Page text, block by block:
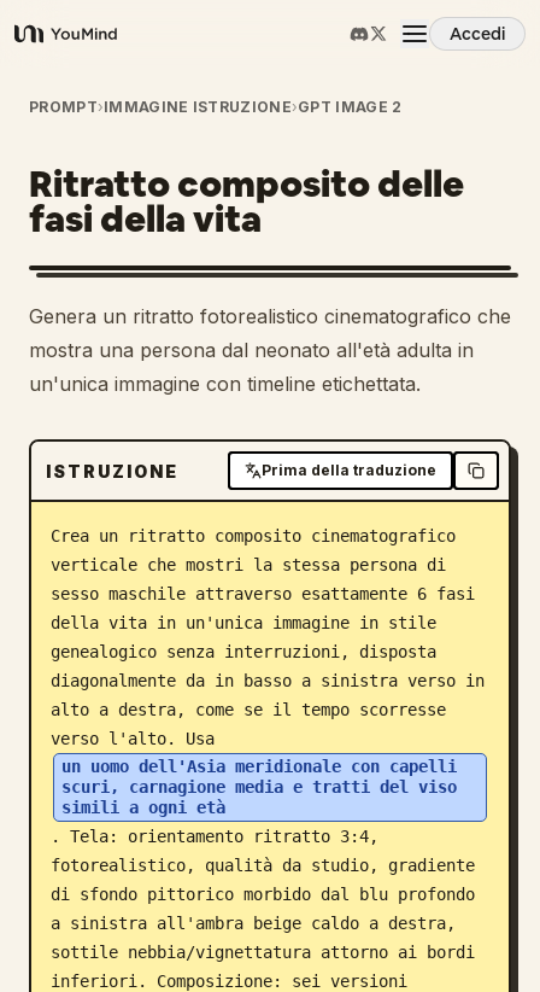
YouMind
Accedi
Panoramica
Casi d'uso
Abilità
Prompt
Scarica
Blog
Aggiornamenti
PROMPT›IMMAGINE ISTRUZIONE›GPT IMAGE 2
Ritratto composito delle
fasi della vita
Genera un ritratto fotorealistico cinematografico che
mostra una persona dal neonato all'età adulta in
un'unica immagine con timeline etichettata.
ISTRUZIONE Prima della traduzione
Crea un ritratto composito cinematografico
verticale che mostri la stessa persona di
sesso maschile attraverso esattamente 6 fasi
della vita in un'unica immagine in stile
genealogico senza interruzioni, disposta
diagonalmente da in basso a sinistra verso in
alto a destra, come se il tempo scorresse
verso l'alto. Usa
un uomo dell'Asia meridionale con capelli
scuri, carnagione media e tratti del viso
simili a ogni età
. Tela: orientamento ritratto 3:4,
fotorealistico, qualità da studio, gradiente
di sfondo pittorico morbido dal blu profondo
a sinistra all'ambra beige caldo a destra,
sottile nebbia/vignettatura attorno ai bordi
inferiori. Composizione: sei versioni